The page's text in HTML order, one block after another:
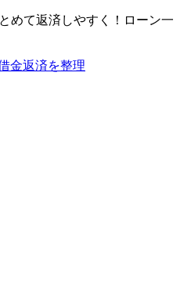
めて返済しやすく！ローン一
金返済を整理